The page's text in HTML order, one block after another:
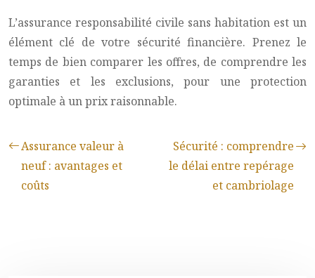
L’assurance responsabilité civile sans habitation est un
élément clé de votre sécurité financière. Prenez le
temps de bien comparer les offres, de comprendre les
garanties et les exclusions, pour une protection
optimale à un prix raisonnable.
Assurance valeur à
neuf : avantages et
coûts
Sécurité : comprendre
le délai entre repérage
et cambriolage